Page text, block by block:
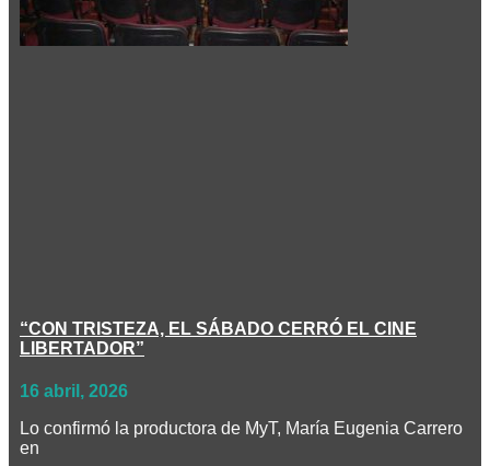
“CON TRISTEZA, EL SÁBADO CERRÓ EL CINE
LIBERTADOR”
16 abril, 2026
Lo confirmó la productora de MyT, María Eugenia Carrero
en